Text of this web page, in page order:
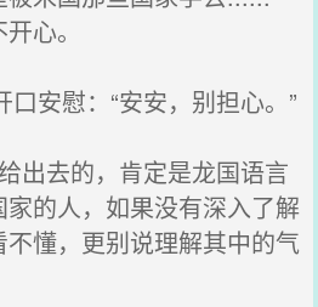
心。
安慰：“安安，别担心。”
出去的，肯定是龙国语言
的人，如果没有深入了解
懂，更别说理解其中的气